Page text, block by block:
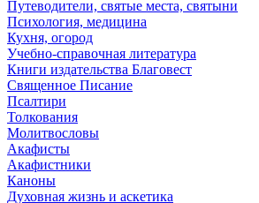
Путеводители, святые места, святыни
Психология, медицина
Кухня, огород
Учебно-справочная литература
Книги издательства Благовест
Священное Писание
Псалтири
Толкования
Молитвословы
Акафисты
Акафистники
Каноны
Духовная жизнь и аскетика